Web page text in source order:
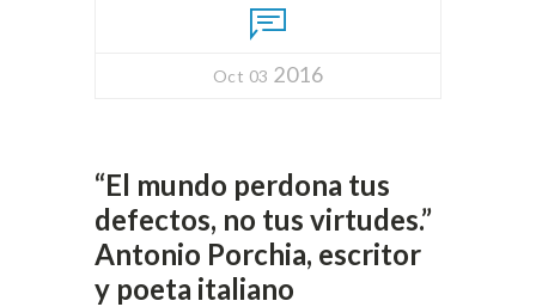
Oct 03 2016
“El mundo perdona tus
defectos, no tus virtudes.”
Antonio Porchia, escritor
y poeta italiano